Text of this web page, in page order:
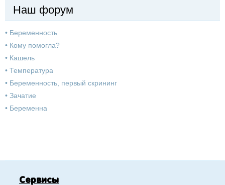
Наш форум
• Беременность
• Кому помогла?
• Кашель
• Температура
• Беременность, первый скрининг
• Зачатие
• Беременна
Сервисы